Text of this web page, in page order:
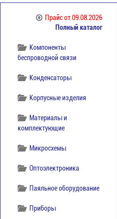
Прайсот 09.08.2026
Полный каталог
Коммутация
отечественная
Компоненты
беспроводной связи
Конденсаторы
Корпусные изделия
Материалы и
комплектующие
Микросхемы
Оптоэлектроника
Паяльное оборудование
Приборы